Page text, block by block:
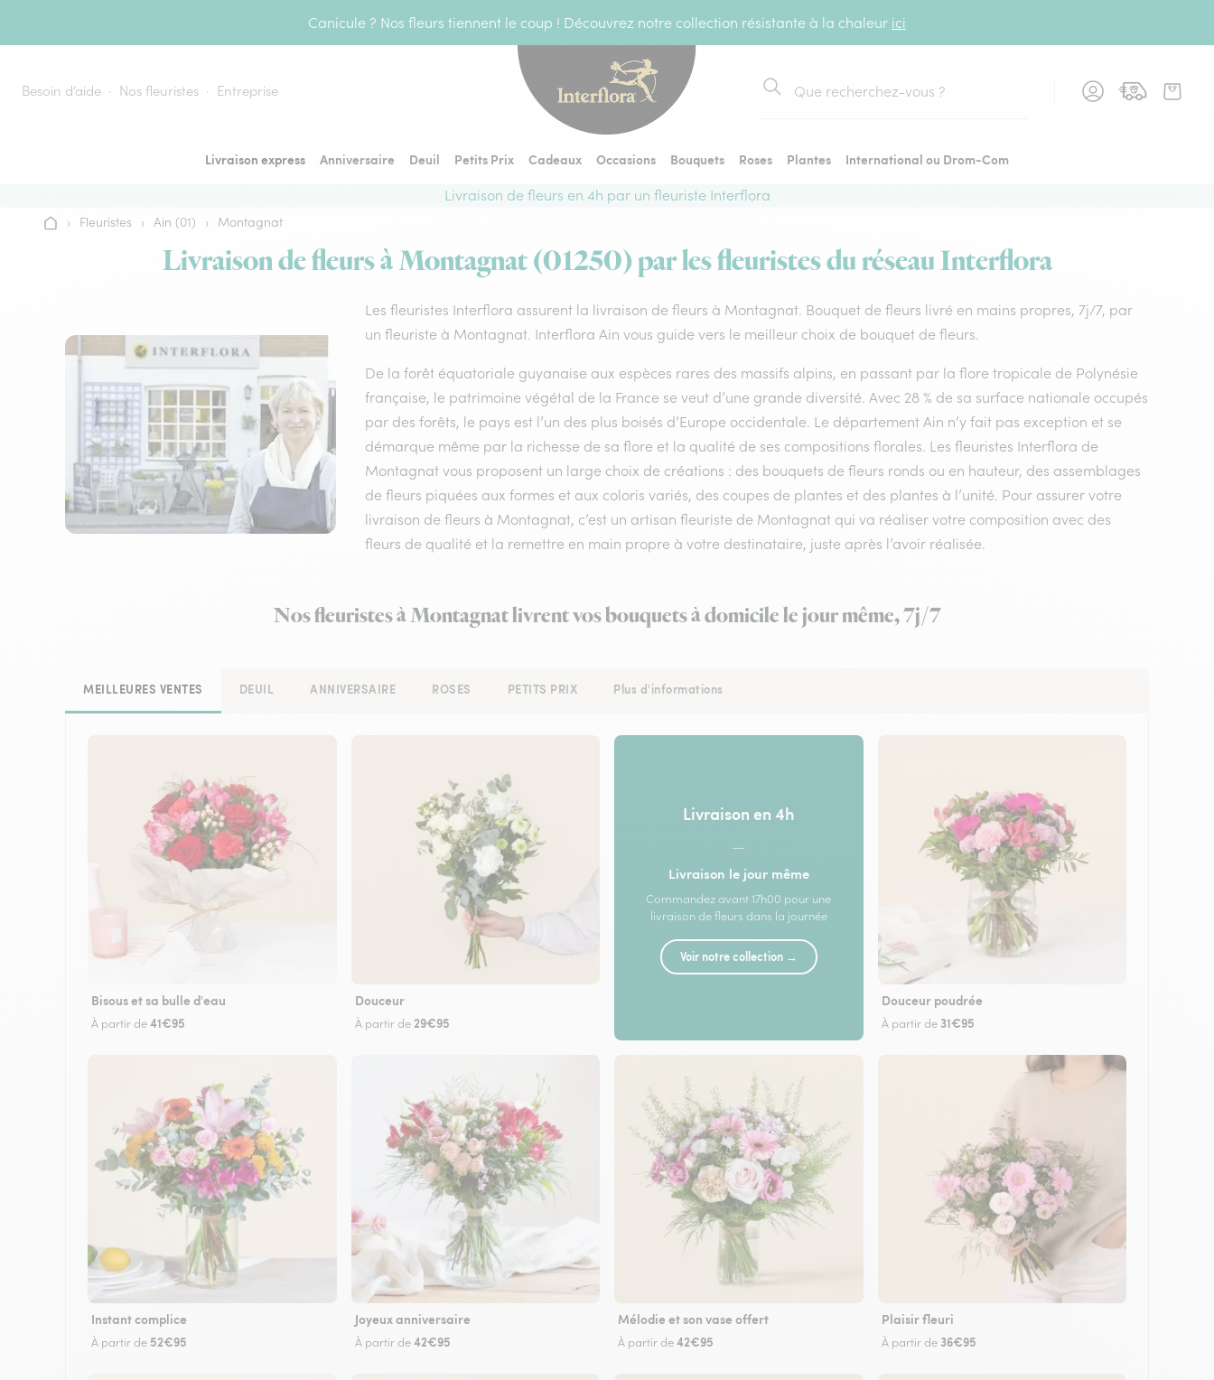
Canicule ? Nos fleurs tiennent le coup ! Découvrez notre collection résistante à la chaleur ici
Besoin d’aide Nos fleuristes Entreprise
Rechercher
Livraison express Anniversaire Deuil Petits Prix Cadeaux Occasions Bouquets Roses Plantes
International ou Drom-Com
Livraison de fleurs en 4h par un fleuriste Interflora
Accueil
› Fleuristes › Ain (01) › Montagnat
Livraison de fleurs à Montagnat (01250) par les fleuristes du réseau Interflora
Les fleuristes Interflora assurent la livraison de fleurs à Montagnat. Bouquet de fleurs livré en mains propres, 7j/7, par
un fleuriste à Montagnat. Interflora Ain vous guide vers le meilleur choix de bouquet de fleurs.
De la forêt équatoriale guyanaise aux espèces rares des massifs alpins, en passant par la flore tropicale de Polynésie
française, le patrimoine végétal de la France se veut d’une grande diversité. Avec 28 % de sa surface nationale occupés
par des forêts, le pays est l’un des plus boisés d’Europe occidentale. Le département Ain n’y fait pas exception et se
démarque même par la richesse de sa flore et la qualité de ses compositions florales. Les fleuristes Interflora de
Montagnat vous proposent un large choix de créations : des bouquets de fleurs ronds ou en hauteur, des assemblages
de fleurs piquées aux formes et aux coloris variés, des coupes de plantes et des plantes à l’unité. Pour assurer votre
livraison de fleurs à Montagnat, c’est un artisan fleuriste de Montagnat qui va réaliser votre composition avec des
fleurs de qualité et la remettre en main propre à votre destinataire, juste après l’avoir réalisée.
Nos fleuristes à Montagnat livrent vos bouquets à domicile le jour même, 7j/7
MEILLEURES VENTES DEUIL ANNIVERSAIRE ROSES PETITS PRIX Plus d'informations
Bisous et sa bulle d'eau
À partir de41€95
Douceur
À partir de 29€95
Livraison en 4h
—
Livraison le jour même
Commandez avant 17h00 pour une
livraison de fleurs dans la journée
Voir notre collection →
Douceur poudrée
À partir de 31€95
Instant complice
À partir de 52€95
Joyeux anniversaire
À partir de42€95
Mélodie et son vase offert
À partir de42€95
Plaisir fleuri
À partir de 36€95